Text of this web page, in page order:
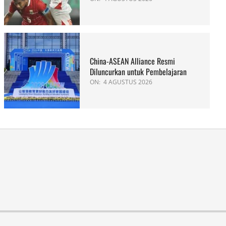
China-ASEAN Alliance Resmi
Diluncurkan untuk Pembelajaran
ON: 4 AGUSTUS 2026